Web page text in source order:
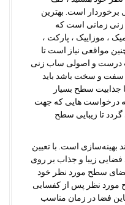
است. بهترین
زمانی است که
، موزاییک ، پارکت ،
مواقعی نیاز است تا
درست و اصولی ساب زنی
سفت و سخت باشد باید
سطح بسیار
به درخواست هایی که جهت
تا زیبایی سطح
است. با تعيين
زیبا و جذاب بر روی
سطح مورد نظر خود
مورد نظر پس از کفسابی
فضا در زمان مناسب